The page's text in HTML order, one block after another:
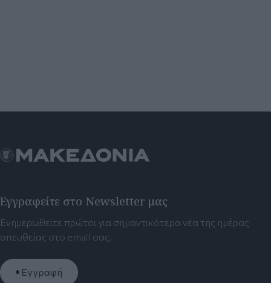
Εγγραφείτε στο Newsletter μας
Ενημερωθείτε πρώτοι για σημαντικότερα νέα της ημέρας
απευθείας στο email σας.
Εγγραφή